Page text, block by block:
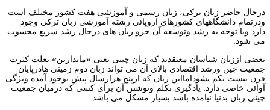
درحال حاضر زبان ترکی، زبان رسمی و آموزشی هفت کشور مختلف است
ودرتمام دانشگاههای کشورهای اروپائی رشته آموزشی زبان ترکی وجود
دارد وبا توجه به رشد وتوسعه آن جزو زبان های درحال رشد سریع محسوب
می شود.
بعضی اززبان شناسان معتقدند که زبان چینی یعنی «ماندارین» بعلت کثرت
جمعیت چین ورشد اقتصادی بالای آن می تواند زبان دوم زمینی هادرپایان
قرن بیست یکم بشودامااین زبان که ازپنج هزارسال پیش بوجود آمده ویژگی
آوائی خاصی دارد. یادگیری تکلم ونوشتن آن برای کسی که درمیان جمعیت
چینی زبان بدنیا نیامده باشد بسیار مشکل می باشد.